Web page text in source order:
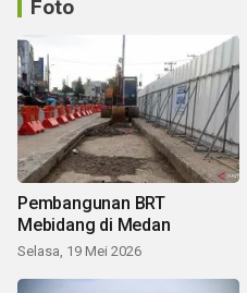
Foto
Pembangunan BRT
Mebidang di Medan
Selasa, 19 Mei 2026